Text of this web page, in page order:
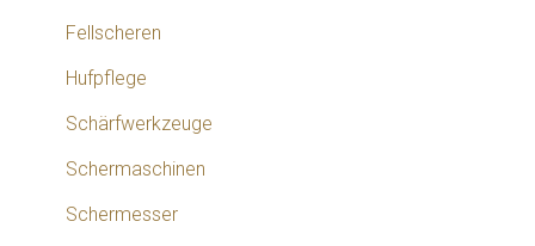
Fellscheren
Hufpflege
Schärfwerkzeuge
Schermaschinen
Schermesser